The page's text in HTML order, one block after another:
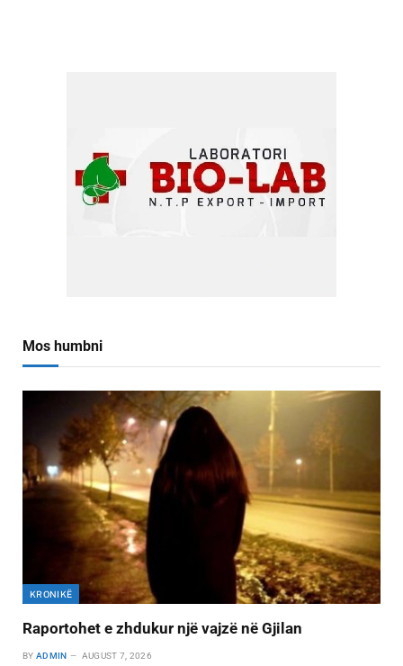
Mos humbni
KRONIKË
Raportohet e zhdukur një vajzë në Gjilan
BY ADMIN AUGUST 7, 2026